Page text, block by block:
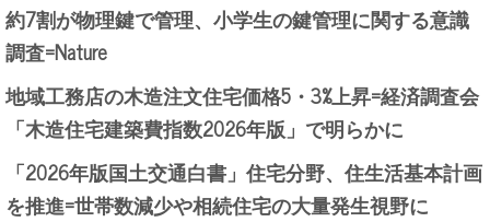
約7割が物理鍵で管理、小学生の鍵管理に関する意識
調査=Nature
地域工務店の木造注文住宅価格5・3%上昇=経済調査会
「木造住宅建築費指数2026年版」で明らかに
「2026年版国土交通白書」住宅分野、住生活基本計画
を推進=世帯数減少や相続住宅の大量発生視野に